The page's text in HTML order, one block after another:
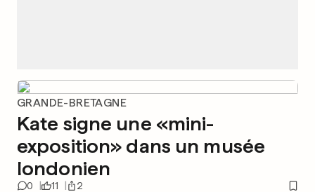
GRANDE-BRETAGNE
Kate signe une «mini-
exposition» dans un musée
londonien
0 11 2